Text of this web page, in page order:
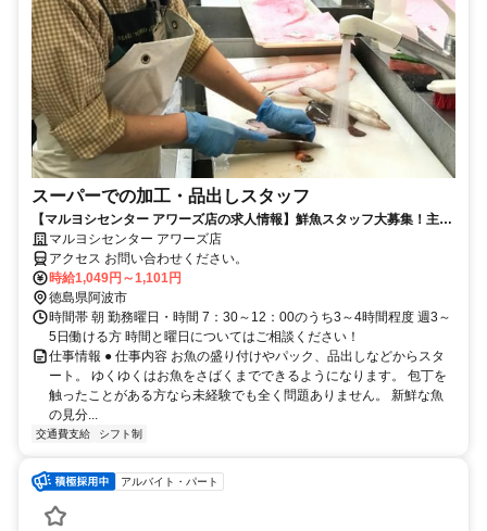
スーパーでの加工・品出しスタッフ
【マルヨシセンター アワーズ店の求人情報】鮮魚スタッフ大募集！主
婦・主夫大歓迎！シニア活躍
マルヨシセンター アワーズ店
アクセス お問い合わせください。
時給1,049円～1,101円
徳島県阿波市
時間帯 朝 勤務曜日・時間 7：30～12：00のうち3～4時間程度 週3～
5日働ける方 時間と曜日についてはご相談ください！
仕事情報 ● 仕事内容 お魚の盛り付けやパック、品出しなどからスタ
ート。 ゆくゆくはお魚をさばくまでできるようになります。 包丁を
触ったことがある方なら未経験でも全く問題ありません。 新鮮な魚
の見分...
交通費支給 シフト制
アルバイト・パート